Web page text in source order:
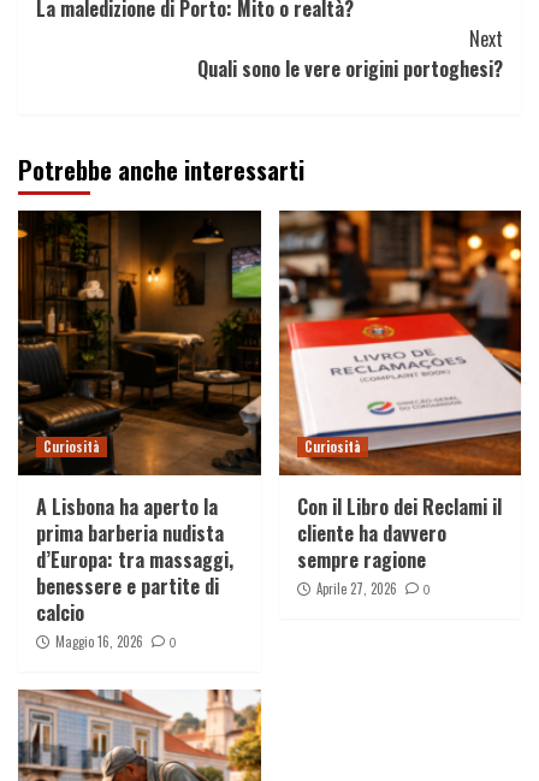
Reading
La maledizione di Porto: Mito o realtà?
Next
Quali sono le vere origini portoghesi?
Potrebbe anche interessarti
Curiosità
A Lisbona ha aperto la
prima barberia nudista
d’Europa: tra massaggi,
benessere e partite di
calcio
Maggio 16, 2026 0
Curiosità
Con il Libro dei Reclami il
cliente ha davvero
sempre ragione
Aprile 27, 2026 0